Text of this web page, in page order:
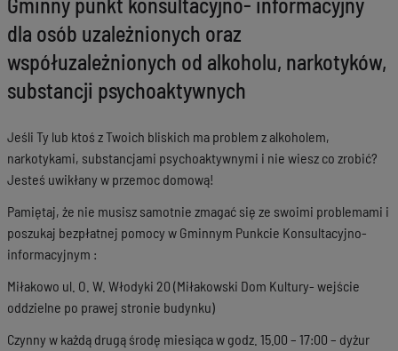
dla osób uzależnionych oraz
współuzależnionych od alkoholu, narkotyków,
substancji psychoaktywnych
Jeśli Ty lub ktoś z Twoich bliskich ma problem z alkoholem,
narkotykami, substancjami psychoaktywnymi i nie wiesz co zrobić?
Jesteś uwikłany w przemoc domową!
Pamiętaj, że nie musisz samotnie zmagać się ze swoimi problemami i
poszukaj bezpłatnej pomocy w Gminnym Punkcie Konsultacyjno-
informacyjnym :
Miłakowo ul. O. W. Włodyki 20 (Miłakowski Dom Kultury- wejście
oddzielne po prawej stronie budynku)
Czynny w każdą drugą środę miesiąca w godz. 15.00 – 17:00 – dyżur